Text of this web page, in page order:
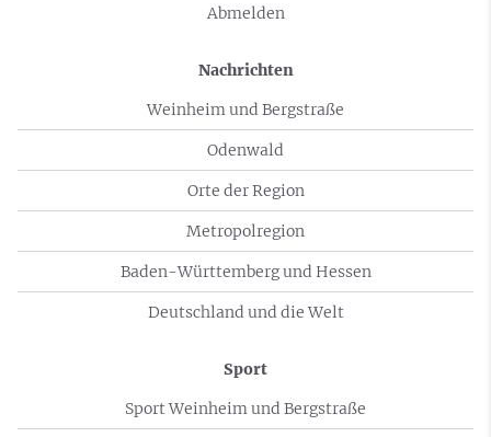
Abmelden
Nachrichten
Weinheim und Bergstraße
Odenwald
Orte der Region
Metropolregion
Baden-Württemberg und Hessen
Deutschland und die Welt
Sport
Sport Weinheim und Bergstraße